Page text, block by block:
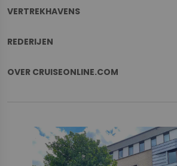
VERTREKHAVENS
REDERIJEN
OVER CRUISEONLINE.COM